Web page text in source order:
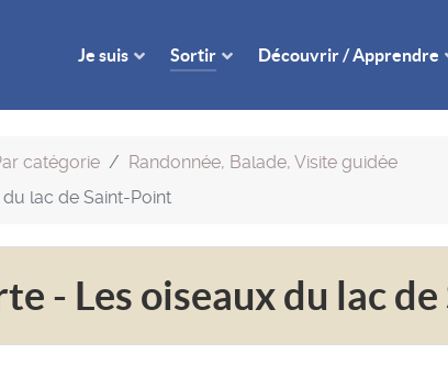
Je suis Sortir Découvrir / Apprendre
catégorie
Randonnée, Balade, Visite guidée
lac de Saint-Point
- Les oiseaux du lac